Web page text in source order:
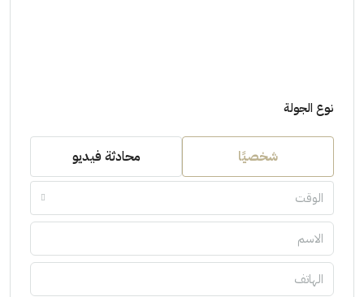
نوع الجولة
شخصيًا محادثة فيديو
الوقت